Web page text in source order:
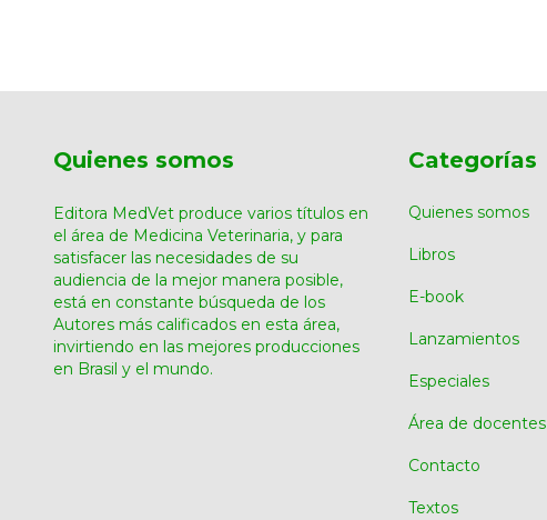
Quienes somos
Editora MedVet produce varios títulos en
el área de Medicina Veterinaria, y para
satisfacer las necesidades de su
audiencia de la mejor manera posible,
está en constante búsqueda de los
Autores más calificados en esta área,
invirtiendo en las mejores producciones
en Brasil y el mundo.
Categorías
Quienes somos
Libros
E-book
Lanzamientos
Especiales
Área de docentes
Contacto
Textos